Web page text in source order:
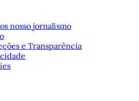
nosso jornalismo
e Transparência